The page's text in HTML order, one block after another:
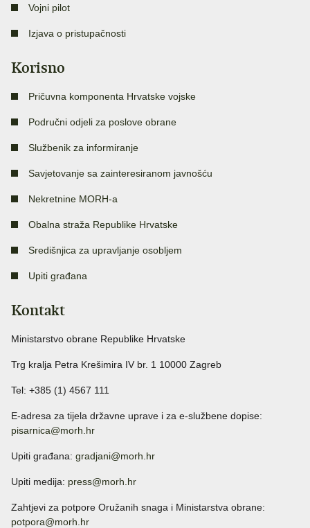
Vojni pilot
Izjava o pristupačnosti
Korisno
Pričuvna komponenta Hrvatske vojske
Područni odjeli za poslove obrane
Službenik za informiranje
Savjetovanje sa zainteresiranom javnošću
Nekretnine MORH-a
Obalna straža Republike Hrvatske
Središnjica za upravljanje osobljem
Upiti građana
Kontakt
Ministarstvo obrane Republike Hrvatske
Trg kralja Petra Krešimira IV br. 1 10000 Zagreb
Tel: +385 (1) 4567 111
E-adresa za tijela državne uprave i za e-službene dopise:
pisarnica@morh.hr
Upiti građana: gradjani@morh.hr
Upiti medija: press@morh.hr
Zahtjevi za potpore Oružanih snaga i Ministarstva obrane:
potpora@morh.hr